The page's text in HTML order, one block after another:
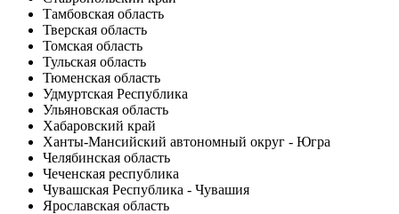
Тамбовская область
Тверская область
Томская область
Тульская область
Тюменская область
Удмуртская Республика
Ульяновская область
Хабаровский край
Ханты-Мансийский автономный округ - Югра
Челябинская область
Чеченская республика
Чувашская Республика - Чувашия
Ярославская область